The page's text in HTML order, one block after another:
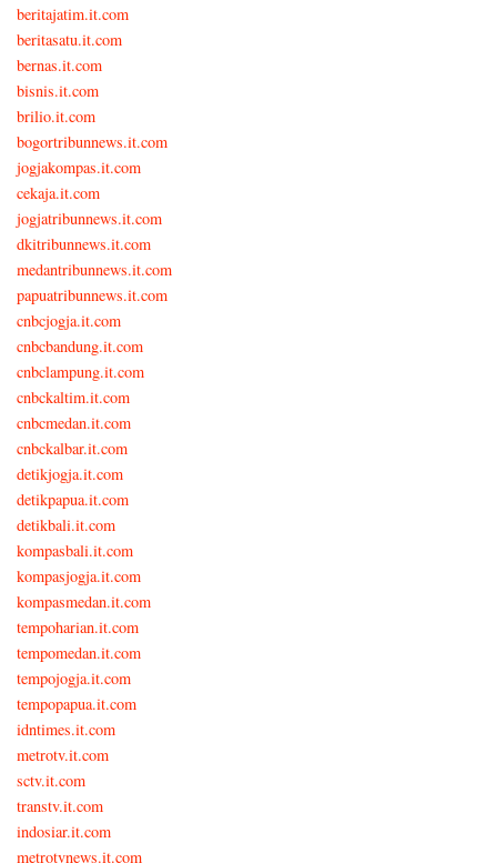
beritajatim.it.com
beritasatu.it.com
bernas.it.com
bisnis.it.com
brilio.it.com
bogortribunnews.it.com
jogjakompas.it.com
cekaja.it.com
jogjatribunnews.it.com
dkitribunnews.it.com
medantribunnews.it.com
papuatribunnews.it.com
cnbcjogja.it.com
cnbcbandung.it.com
cnbclampung.it.com
cnbckaltim.it.com
cnbcmedan.it.com
cnbckalbar.it.com
detikjogja.it.com
detikpapua.it.com
detikbali.it.com
kompasbali.it.com
kompasjogja.it.com
kompasmedan.it.com
tempoharian.it.com
tempomedan.it.com
tempojogja.it.com
tempopapua.it.com
idntimes.it.com
metrotv.it.com
sctv.it.com
transtv.it.com
indosiar.it.com
metrotvnews.it.com